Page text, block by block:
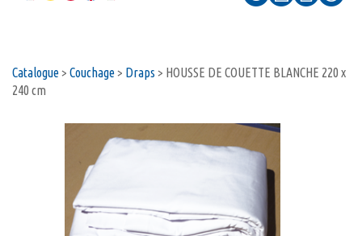
Catalogue> Couchage> Draps > HOUSSE DE COUETTE BLANCHE 220 x
240 cm